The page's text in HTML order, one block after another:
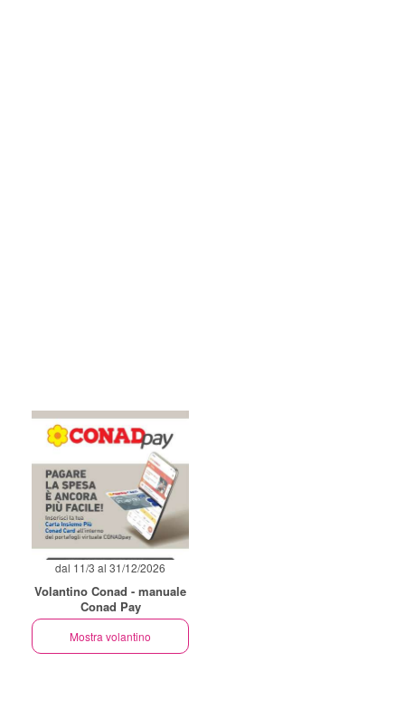
dal 11/3 al 31/12/2026
Volantino Conad - manuale
Conad Pay
Mostra volantino